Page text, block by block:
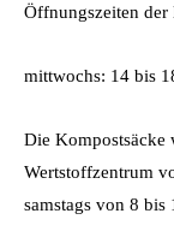
Öffnungszeiten der
mittwochs: 14 bis
Die Kompostsäcke
Wertstoffzentrum
samstags von 8 bis